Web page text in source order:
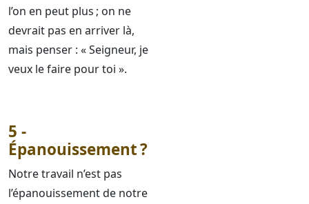
l’on en peut plus ; on ne
devrait pas en arriver là,
mais penser : « Seigneur, je
veux le faire pour toi ».
5 -
Épanouissement ?
Notre travail n’est pas
l’épanouissement de notre